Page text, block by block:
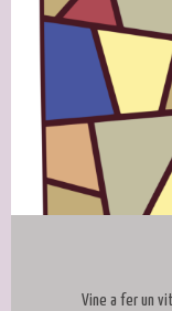
Vine a fer un